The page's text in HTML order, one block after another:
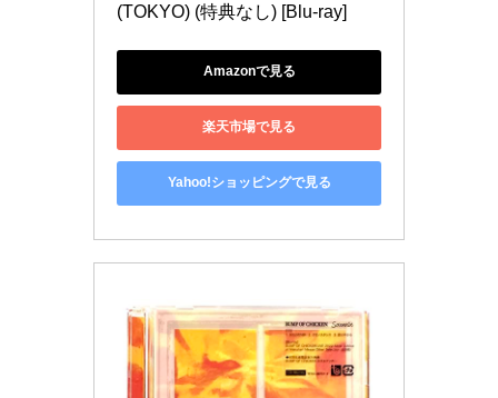
(TOKYO) (特典なし) [Blu-ray]
Amazonで見る
楽天市場で見る
Yahoo!ショッピングで見る